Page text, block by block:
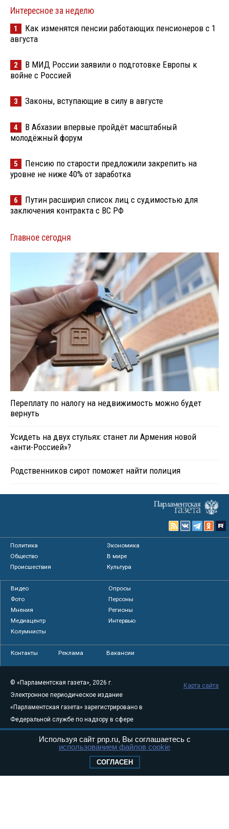
Интересное за неделю
1
Как изменятся пенсии работающих пенсионеров с 1
августа
2
В МИД России заявили о подготовке Европы к
войне с Россией
3 Законы, вступающие в силу в августе
4
В Абхазии впервые пройдёт масштабный
молодёжный форум
5
Пенсию по старости предложили закрепить на
уровне не ниже 40% от заработка
6
Путин расширил список лиц с судимостью для
заключения контракта с ВС РФ
Главное сегодня
Переплату по налогу на недвижимость можно будет
вернуть
Усидеть на двух стульях: станет ли Армения новой
«анти-Россией»?
Родственников сирот поможет найти полиция
Политика
Экономика
Общество
В мире
Происшествия
Культура
Видео
Опросы
Фото
Персоны
Мнения
Регионы
Медиацентр
Интервью
Колумнисты
Контакты Реклама Вакансии
© «Парламентская газета», 2026 г.
Электронное периодическое издание
«Парламентская газета» зарегистрировано в
Федеральной службе по надзору в сфере
связи, информационных технологий и
массовых коммуникаций (Роскомнадзор) 05
Свидетельство о регистрации Эл № ФС77-
Карта сайта
Используя сайт pnp.ru, Вы соглашаетесь с
использованием файлов cookie
СОГЛАСЕН